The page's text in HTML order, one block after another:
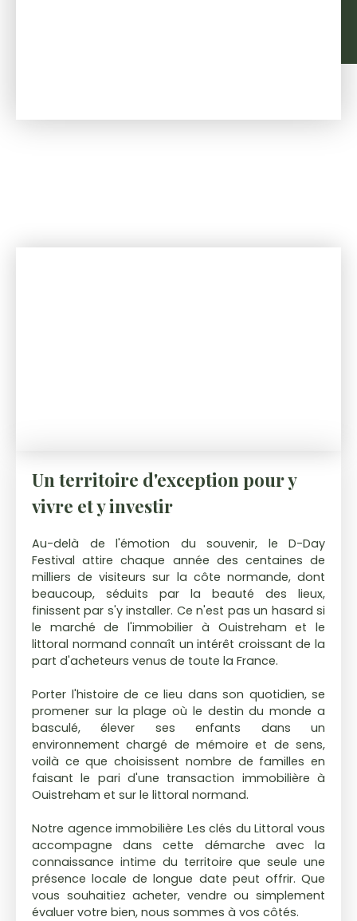
Un territoire d'exception pour y
vivre et y investir
Au-delà de l'émotion du souvenir, le D-Day
Festival attire chaque année des centaines de
milliers de visiteurs sur la côte normande, dont
beaucoup, séduits par la beauté des lieux,
finissent par s'y installer. Ce n'est pas un hasard si
le marché de l'immobilier à Ouistreham et le
littoral normand connaît un intérêt croissant de la
part d'acheteurs venus de toute la France.
Porter l'histoire de ce lieu dans son quotidien, se
promener sur la plage où le destin du monde a
basculé, élever ses enfants dans un
environnement chargé de mémoire et de sens,
voilà ce que choisissent nombre de familles en
faisant le pari d'une transaction immobilière à
Ouistreham et sur le littoral normand.
Notre agence immobilière Les clés du Littoral vous
accompagne dans cette démarche avec la
connaissance intime du territoire que seule une
présence locale de longue date peut offrir. Que
vous souhaitiez acheter, vendre ou simplement
évaluer votre bien, nous sommes à vos côtés.